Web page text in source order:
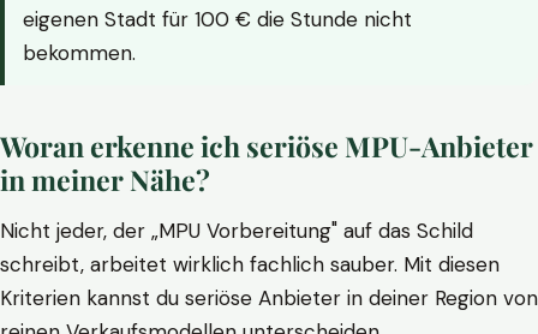
eigenen Stadt für 100 € die Stunde nicht
bekommen.
Woran erkenne ich seriöse MPU-Anbieter
in meiner Nähe?
Nicht jeder, der „MPU Vorbereitung" auf das Schild
schreibt, arbeitet wirklich fachlich sauber. Mit diesen
Kriterien kannst du seriöse Anbieter in deiner Region von